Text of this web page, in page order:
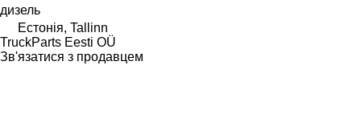
дизель
Естонія, Tallinn
TruckParts Eesti OÜ
Зв'язатися з продавцем